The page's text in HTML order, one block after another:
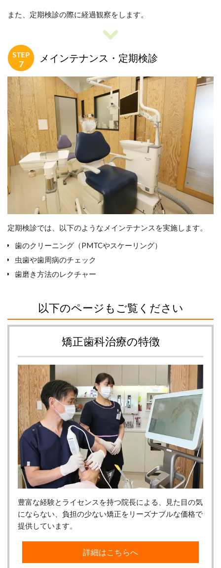
また、定期検診の際に経過観察をします。
メインテナンス・定期検診
定期検診では、以下のようなメインテナンスを実施します。
歯のクリーニング（PMTCやスケーリング）
虫歯や歯周病のチェック
歯磨き方法のレクチャー
以下のページもご覧ください
矯正歯科治療の特徴
豊富な経験とライセンスを持つ院長による、見た目の気
にならない、負担の少ない矯正をリーズナブルな価格で
提供しています。
詳細はこちらへ